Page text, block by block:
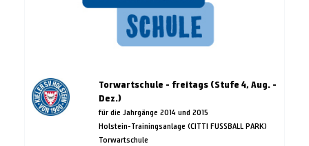
Torwartschule - freitags (Stufe 4, Aug. -
Dez.)
für die Jahrgänge 2014 und 2015
Holstein-Trainingsanlage (CITTI FUSSBALL PARK)
Torwartschule